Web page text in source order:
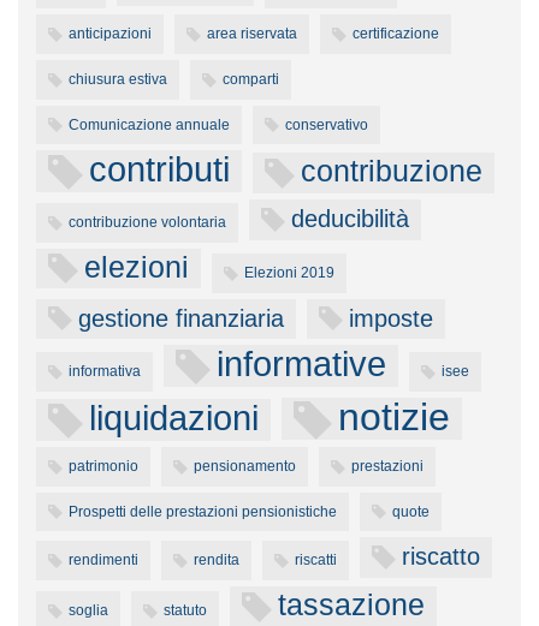
anticipazioni area riservata certificazione
chiusura estiva comparti
Comunicazione annuale conservativo
contributi contribuzione
contribuzione volontaria deducibilità
elezioni Elezioni 2019
gestione finanziaria imposte
informativa informative isee
liquidazioni notizie
patrimonio pensionamento prestazioni
Prospetti delle prestazioni pensionistiche quote
rendimenti rendita riscatti riscatto
soglia statuto tassazione